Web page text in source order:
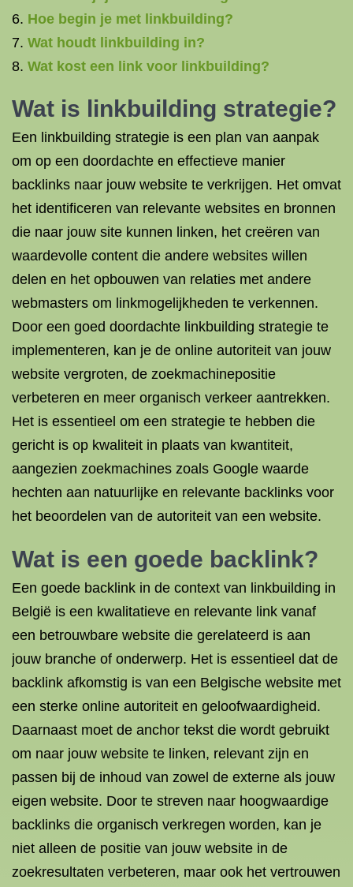
Hoe begin je met linkbuilding?
Wat houdt linkbuilding in?
Wat kost een link voor linkbuilding?
Wat is linkbuilding strategie?
Een linkbuilding strategie is een plan van aanpak
om op een doordachte en effectieve manier
backlinks naar jouw website te verkrijgen. Het omvat
het identificeren van relevante websites en bronnen
die naar jouw site kunnen linken, het creëren van
waardevolle content die andere websites willen
delen en het opbouwen van relaties met andere
webmasters om linkmogelijkheden te verkennen.
Door een goed doordachte linkbuilding strategie te
implementeren, kan je de online autoriteit van jouw
website vergroten, de zoekmachinepositie
verbeteren en meer organisch verkeer aantrekken.
Het is essentieel om een strategie te hebben die
gericht is op kwaliteit in plaats van kwantiteit,
aangezien zoekmachines zoals Google waarde
hechten aan natuurlijke en relevante backlinks voor
het beoordelen van de autoriteit van een website.
Wat is een goede backlink?
Een goede backlink in de context van linkbuilding in
België is een kwalitatieve en relevante link vanaf
een betrouwbare website die gerelateerd is aan
jouw branche of onderwerp. Het is essentieel dat de
backlink afkomstig is van een Belgische website met
een sterke online autoriteit en geloofwaardigheid.
Daarnaast moet de anchor tekst die wordt gebruikt
om naar jouw website te linken, relevant zijn en
passen bij de inhoud van zowel de externe als jouw
eigen website. Door te streven naar hoogwaardige
backlinks die organisch verkregen worden, kan je
niet alleen de positie van jouw website in de
zoekresultaten verbeteren, maar ook het vertrouwen